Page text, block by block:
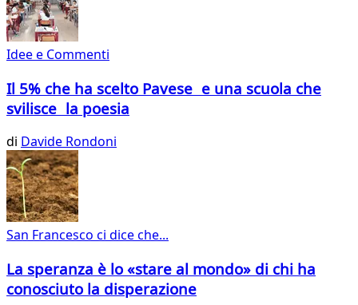
Idee e Commenti
Il 5% che ha scelto Pavese e una scuola che
svilisce la poesia
di Davide Rondoni
San Francesco ci dice che...
La speranza è lo «stare al mondo» di chi ha
conosciuto la disperazione